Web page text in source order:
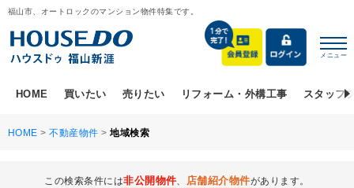
福山市、オートロックのマンション物件特集です。
メニュー
HOME 買いたい 売りたい リフォーム・外構工事 スタッフ
HOME >不動産物件 >地域検索
この検索条件には非公開物件、 店舗紹介物件があります。